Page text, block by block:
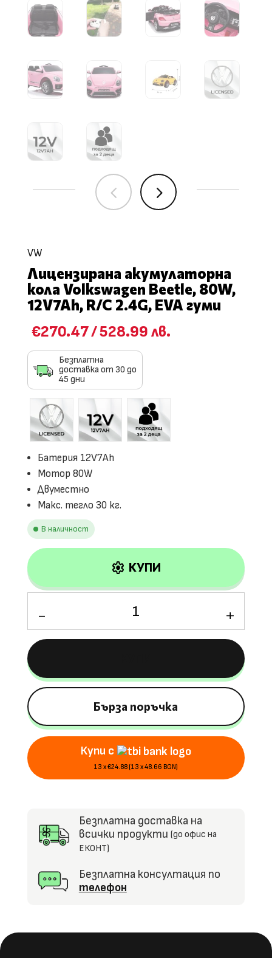
4 5
VW
Лицензирана акумулаторна
кола Volkswagen Beetle, 80W,
12V7Ah, R/C 2.4G, EVA гуми
€270.47/528.99 лв.
Безплатна
доставка от 30 до
45 дни
Батерия 12V7Ah
Мотор 80W
Двуместно
Макс. тегло 30 кг.
В наличност
settings КУПИ
Лицензирана
акумулаторна
кола
Volkswagen
Beetle,
80W,
12V7Ah,
R/C
2.4G,
EVA
гуми
Бърза поръчка
Купи с
13 x €24.88 (13 x 48.66 BGN)
Безплатна доставка на
всички продукти (до офис на
ЕКОНТ)
Безплатна консултация по
телефон